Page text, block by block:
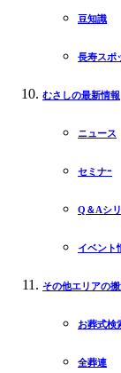
豆知識
長寿スポ
むさしの最新情報
ニュース
セミナｰ
Q＆Aシ
イベント
その他エリアの
お葬式検
全葬連